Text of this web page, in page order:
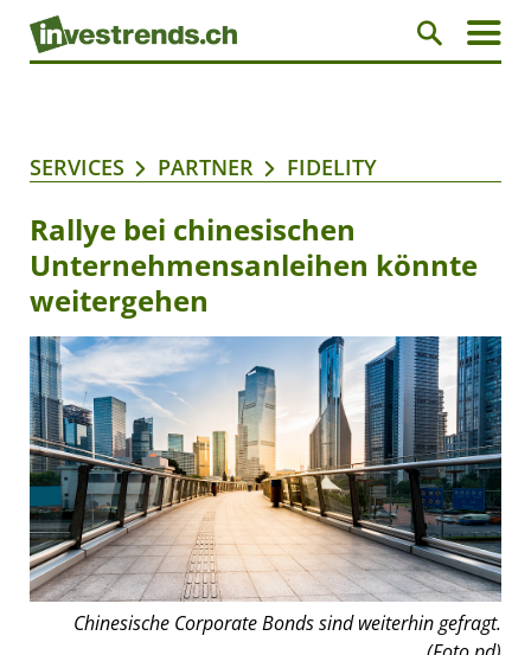
SERVICES PARTNER FIDELITY
Rallye bei chinesischen
Unternehmensanleihen könnte
weitergehen
Chinesische Corporate Bonds sind weiterhin gefragt.